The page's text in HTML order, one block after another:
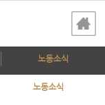
노동소식
노동소식